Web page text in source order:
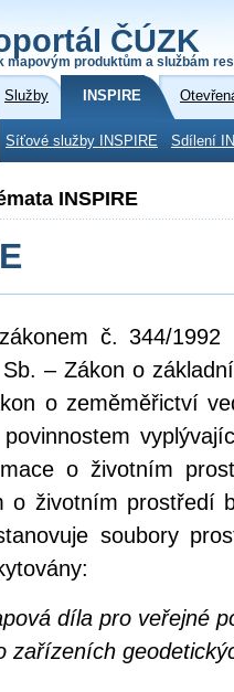
ČÚZK
mapovým produktům a službám
Služby INSPIRE
Síťové služby INSPIRE Sdílení
INSPIRE
č. 344/
– Zákon o
o zeměměřictví
o životním
o životním prostředí
soubory
díla pro veřejné
zařízeních